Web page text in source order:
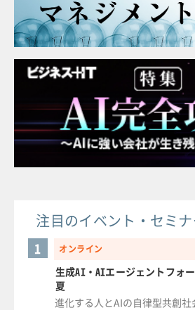
注目のイベント・セミ
オンライン
1
生成AI・AIエージェントフォ
夏
進化する人とAIの自律型共創